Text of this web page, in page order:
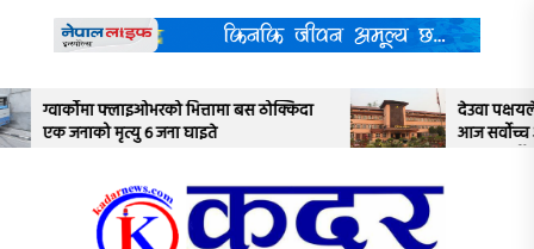
content
बस ठोक्किदा
देउवा पक्षयले दिएकोे पुनरावलोकन निवेदनमाथि
आज सर्वोच्च अदालतका तीन न्यायाधीशले